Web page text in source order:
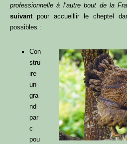
professionnelle à l’autre bout de la
suivantpour accueillir le cheptel
possibles :
Con
stru
ire
un
gra
nd
par
c
pou